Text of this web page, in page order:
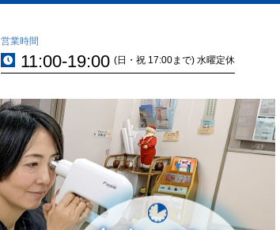
営業時間
11:00-19:00 (日・祝 17:00まで) 水曜定休